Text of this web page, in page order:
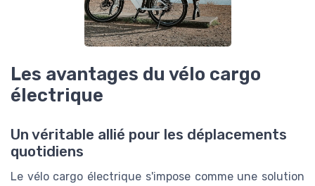
Les avantages du vélo cargo
électrique
Un véritable allié pour les déplacements
quotidiens
Le vélo cargo électrique s'impose comme une solution